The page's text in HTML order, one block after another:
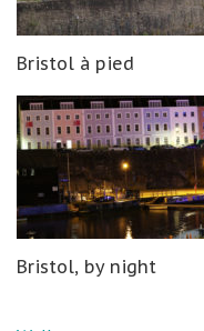
Bristol à pied
Bristol, by night